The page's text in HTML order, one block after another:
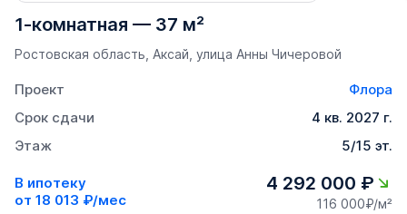
1-комнатная — 37 м²
Ростовская область, Аксай, улица Анны Чичеровой
Проект
Флора
Срок сдачи
4 кв. 2027 г.
Этаж
5/15 эт.
В ипотеку
от 18 013 ₽/мес
4 292 000 ₽
116 000₽/м²